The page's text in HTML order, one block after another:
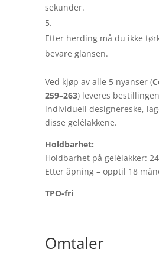
sekunder.
Etter herding må du ikke
bevare glansen.
Ved kjøp av alle 5 nyanser (
259–263) leveres
individuell designereske,
disse gelélakkene.
Holdbarhet:
Holdbarhet på gelélakker:
Etter åpning – opptil 18
TPO-fri
Omtaler